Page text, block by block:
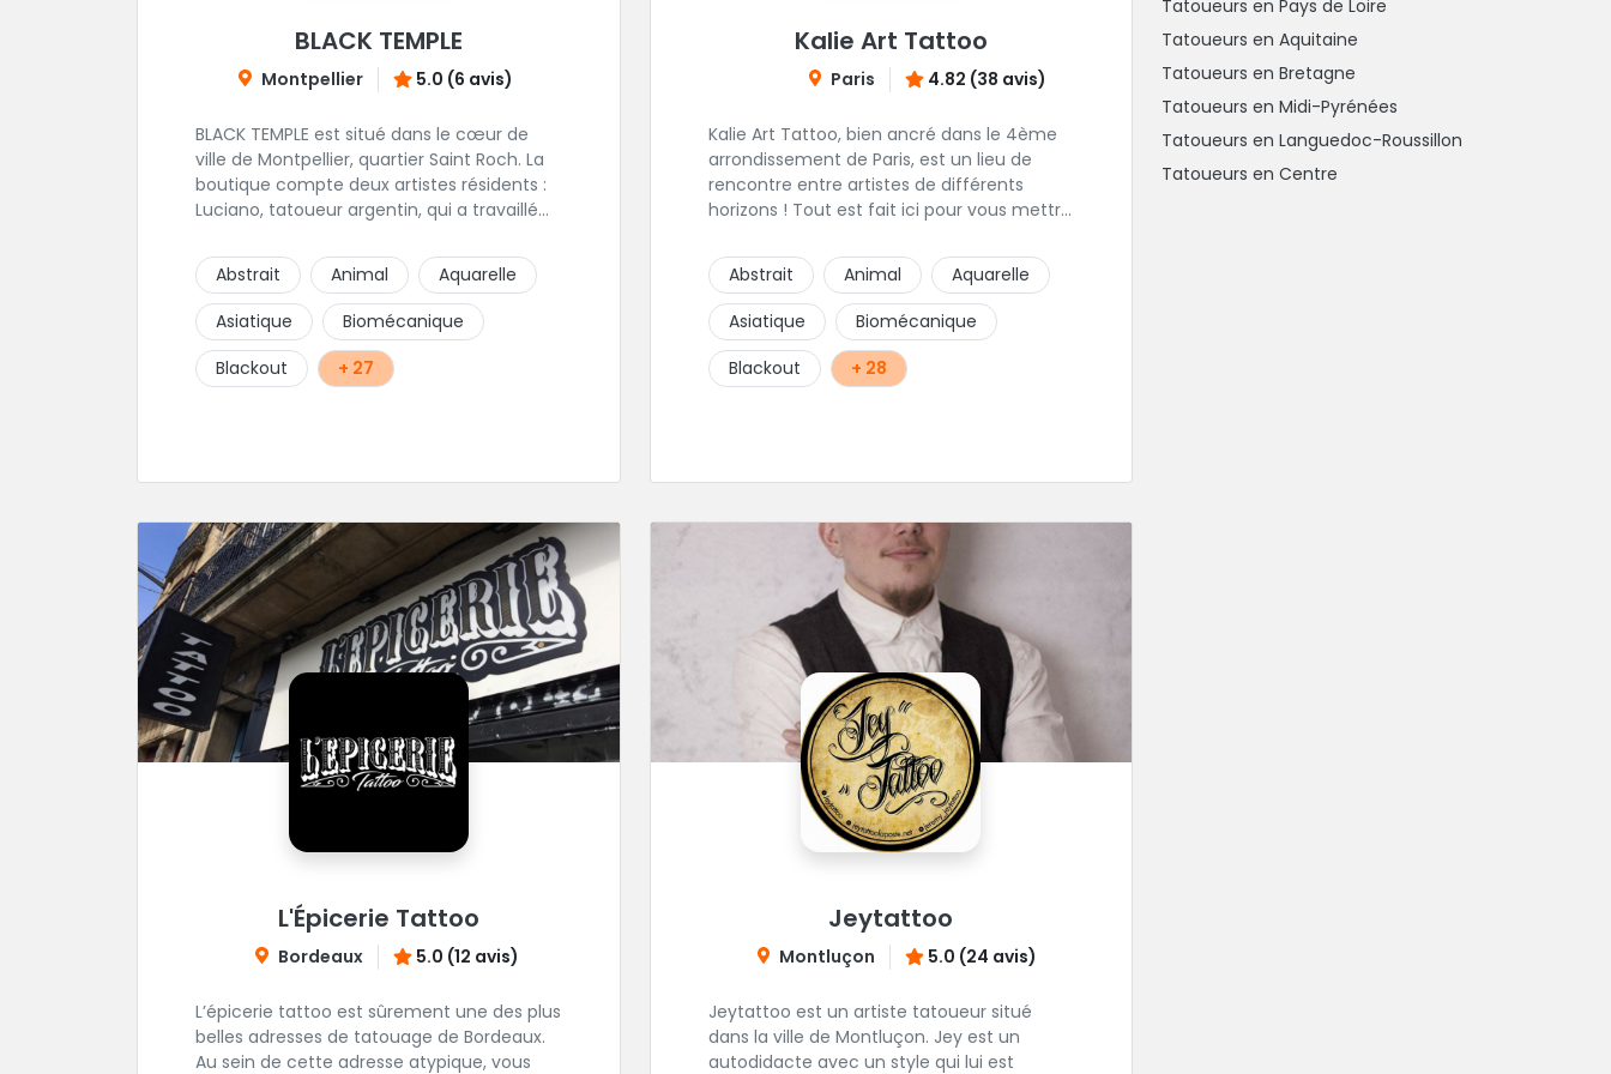
BLACK TEMPLE
Montpellier 5.0 (6 avis)
BLACK TEMPLE est situé dans le cœur de
ville de Montpellier, quartier Saint Roch. La
boutique compte deux artistes résidents :
Luciano, tatoueur argentin, qui a travaillé
avant de venir s'installer en France en 2014.
Et, Jaxar, qui a travaillé dans plusieurs
boutiques de la ville avant de rejoindre
notre équipe. La boutique accueille
plusieurs artistes tatoueurs en tant que
guests tout au long de l'année afin de
Abstrait Animal
Aquarelle
Asiatique
Biomécanique
Blackout
+ 27
Kalie Art Tattoo
Paris 4.82 (38 avis)
Kalie Art Tattoo, bien ancré dans le 4ème
arrondissement de Paris, est un lieu de
rencontre entre artistes de différents
horizons ! Tout est fait ici pour vous mettre
projet.
Abstrait Animal
Aquarelle
Asiatique
Biomécanique
Blackout
+ 28
L'Épicerie Tattoo
Bordeaux 5.0 (12 avis)
L’épicerie tattoo est sûrement une des plus
belles adresses de tatouage de Bordeaux.
Au sein de cette adresse atypique, vous
Jeytattoo
Montluçon 5.0 (24 avis)
Jeytattoo est un artiste tatoueur situé
dans la ville de Montluçon. Jey est un
autodidacte avec un style qui lui est
Tatoueurs en Pays de Loire
Tatoueurs en Aquitaine
Tatoueurs en Bretagne
Tatoueurs en Midi-Pyrénées
Tatoueurs en Languedoc-Roussillon
Tatoueurs en Centre